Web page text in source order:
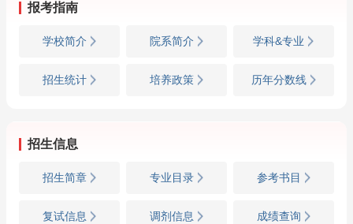
报考指南
学校简介 院系简介 学科&专业
招生统计 培养政策 历年分数线
招生信息
招生简章 专业目录 参考书目
复试信息 调剂信息 成绩查询